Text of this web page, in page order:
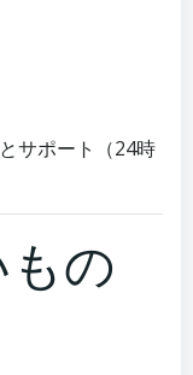
サポート（24時
の